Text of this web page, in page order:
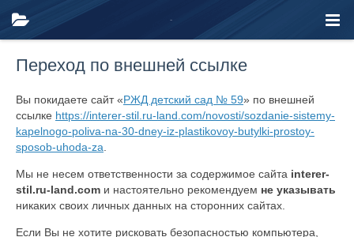
Переход по внешней ссылке
Вы покидаете сайт «РЖД детский сад № 59» по внешней
ссылке https://interer-stil.ru-land.com/novosti/sozdanie-sistemy-
kapelnogo-poliva-na-30-dney-iz-plastikovoy-butylki-prostoy-
sposob-uhoda-za
Мы не несем ответственности за содержимое сайта interer-
stil.ru-land.com и настоятельно рекомендуем не указывать
никаких своих личных данных на сторонних сайтах.
Если Вы не хотите рисковать безопасностью компьютера,